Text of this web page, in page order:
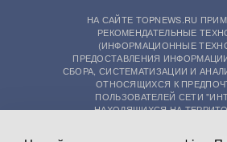
НА САЙТЕ TOPNEWS.RU
РЕКОМЕНДАТЕЛЬНЫЕ
(ИНФОРМАЦИОННЫЕ
ПРЕДОСТАВЛЕНИЯ
СБОРА, СИСТЕМАТИЗАЦИИ И
ОТНОСЯЩИХСЯ К
ПОЛЬЗОВАТЕЛЕЙ СЕТИ
НАХОДЯЩИХСЯ НА